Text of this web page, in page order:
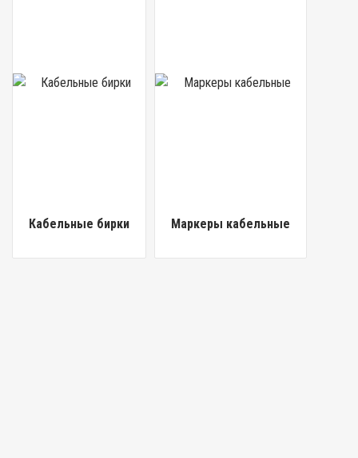
Кабельные бирки Маркеры кабельные